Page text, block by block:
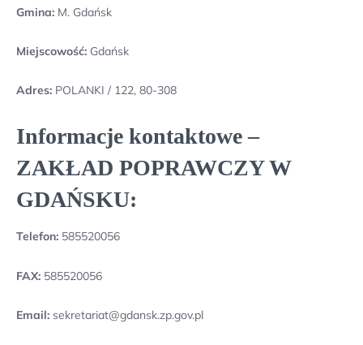
Gmina: M. Gdańsk
Miejscowość: Gdańsk
Adres: POLANKI / 122, 80-308
Informacje kontaktowe –
ZAKŁAD POPRAWCZY W
GDAŃSKU:
Telefon: 585520056
FAX: 585520056
Email: sekretariat@gdansk.zp.gov.pl